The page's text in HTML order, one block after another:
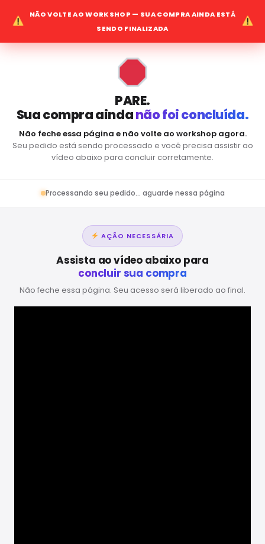
NÃO VOLTE AO WORKSHOP — SUA COMPRA AINDA ESTÁ
SENDO FINALIZADA
PARE.
Sua compra aindanão foi concluída.
Não feche essa página e não volte ao workshop agora.
Seu pedido está sendo processado e você precisa assistir ao
vídeo abaixo para concluir corretamente.
Processando seu pedido... aguarde nessa página
AÇÃO NECESSÁRIA
Assista ao vídeo abaixo para
concluir sua compra
Não feche essa página. Seu acesso será liberado ao final.